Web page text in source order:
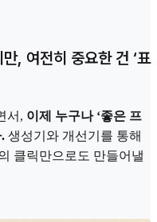
, 여전히 중요한 건 ‘표
서, 이제 누구나 ‘좋은 프
생성기와 개선기를 통해
클릭만으로도 만들어낼